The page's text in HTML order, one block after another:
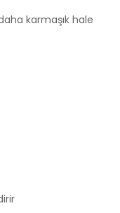
karmaşık hale